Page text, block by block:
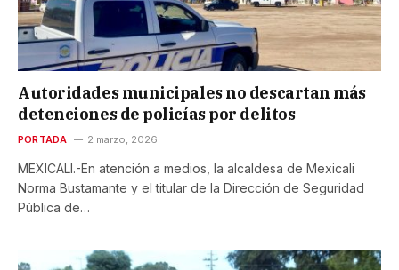
Autoridades municipales no descartan más
detenciones de policías por delitos
PORTADA 2 marzo, 2026
MEXICALI.-En atención a medios, la alcaldesa de Mexicali
Norma Bustamante y el titular de la Dirección de Seguridad
Pública de…